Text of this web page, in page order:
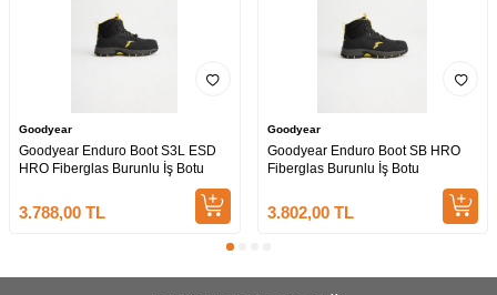
Goodyear
Goodyear Enduro Boot S3L ESD
HRO Fiberglas Burunlu İş Botu
3.788,00 TL
Goodyear
Goodyear Enduro Boot SB HRO
Fiberglas Burunlu İş Botu
3.802,00TL